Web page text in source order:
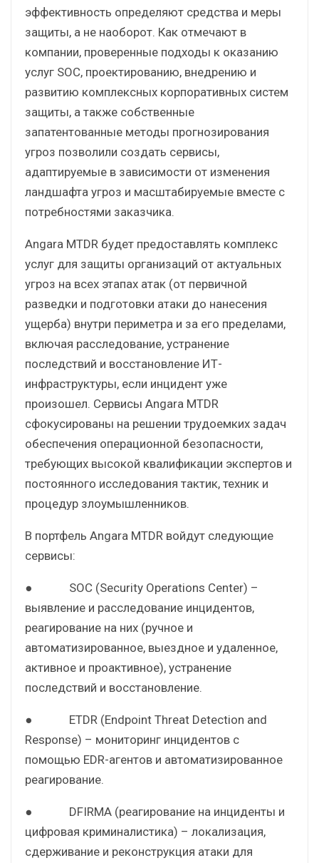
эффективность определяют средства и меры
защиты, а не наоборот. Как отмечают в
компании, проверенные подходы к оказанию
услуг SOC, проектированию, внедрению и
развитию комплексных корпоративных систем
защиты, а также собственные
запатентованные методы прогнозирования
угроз позволили создать сервисы,
адаптируемые в зависимости от изменения
ландшафта угроз и масштабируемые вместе с
потребностями заказчика.
Angara MTDR будет предоставлять комплекс
услуг для защиты организаций от актуальных
угроз на всех этапах атак (от первичной
разведки и подготовки атаки до нанесения
ущерба) внутри периметра и за его пределами,
включая расследование, устранение
последствий и восстановление ИТ-
инфраструктуры, если инцидент уже
произошел. Сервисы Angara MTDR
сфокусированы на решении трудоемких задач
обеспечения операционной безопасности,
требующих высокой квалификации экспертов и
постоянного исследования тактик, техник и
процедур злоумышленников.
В портфель Angara MTDR войдут следующие
сервисы:
● SOC (Security Operations Center) –
выявление и расследование инцидентов,
реагирование на них (ручное и
автоматизированное, выездное и удаленное,
активное и проактивное), устранение
последствий и восстановление.
● ETDR (Endpoint Threat Detection and
Response) – мониторинг инцидентов с
помощью EDR-агентов и автоматизированное
реагирование.
● DFIRMA (реагирование на инциденты и
цифровая криминалистика) – локализация,
сдерживание и реконструкция атаки для